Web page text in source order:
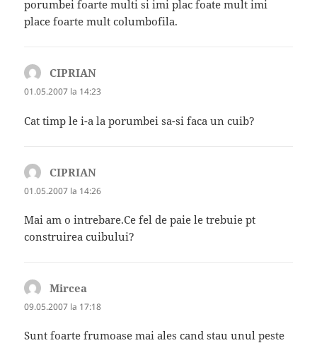
porumbei foarte multi si imi plac foate mult imi
place foarte mult columbofila.
CIPRIAN
01.05.2007 la 14:23
Cat timp le i-a la porumbei sa-si faca un cuib?
CIPRIAN
01.05.2007 la 14:26
Mai am o intrebare.Ce fel de paie le trebuie pt
construirea cuibului?
Mircea
09.05.2007 la 17:18
Sunt foarte frumoase mai ales cand stau unul peste